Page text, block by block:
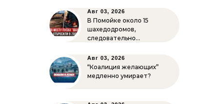
Авг 03, 2026
В Помойке около 15
шахедодромов,
следовательно…
Авг 03, 2026
“Коалиция желающих”
медленно умирает?